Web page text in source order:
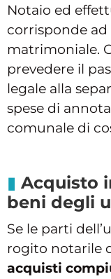
Notaio ed
corrisponde
matrimoniale.
prevedere il
legale alla
spese di
comunale di
Acquisto
beni degli
Se le parti
rogito notarile
acquisti